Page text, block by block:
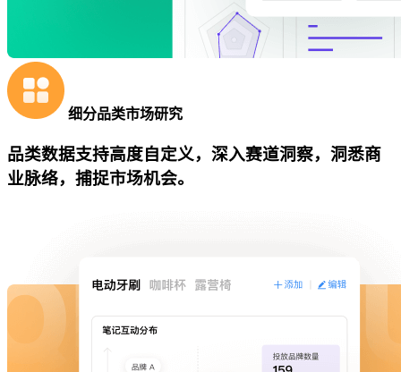
细分品类市场研究
品类数据支持高度自定义，深入赛道洞察，洞悉商
业脉络，捕捉市场机会。